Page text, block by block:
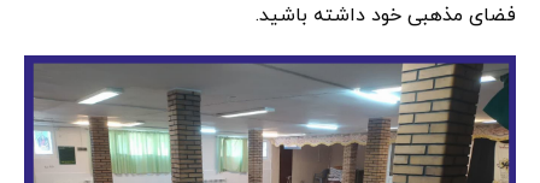
فضای مذهبی خود داشته باشید.